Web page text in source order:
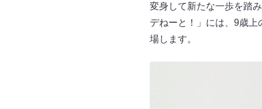
変身して新たな一歩を踏
デねーと！」には、9歳
場します。